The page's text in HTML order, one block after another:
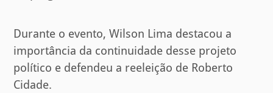
Durante o evento, Wilson Lima destacou a
importância da continuidade desse projeto
político e defendeu a reeleição de Roberto
Cidade.